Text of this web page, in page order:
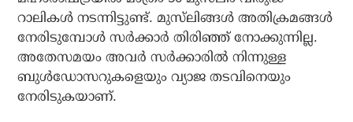
റാലികള്‍ നടന്നിട്ടുണ്ട്. മുസ്‌ലിങ്ങള്‍ അതിക്രമങ്ങള്‍
നേരിടുമ്പോള്‍ സര്‍ക്കാര്‍ തിരിഞ്ഞ് നോക്കുന്നില്ല.
അതേസമയം അവര്‍ സര്‍ക്കാരില്‍ നിന്നുള്ള
ബുള്‍ഡോസറുകളെയും വ്യാജ തടവിനെയും
നേരിടുകയാണ്.